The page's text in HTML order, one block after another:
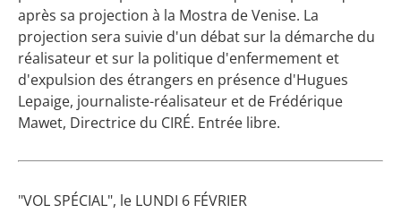
après sa projection à la Mostra de Venise. La
projection sera suivie d'un débat sur la démarche du
réalisateur et sur la politique d'enfermement et
d'expulsion des étrangers en présence d'Hugues
Lepaige, journaliste-réalisateur et de Frédérique
Mawet, Directrice du CIRÉ. Entrée libre.
"VOL SPÉCIAL", le LUNDI 6 FÉVRIER